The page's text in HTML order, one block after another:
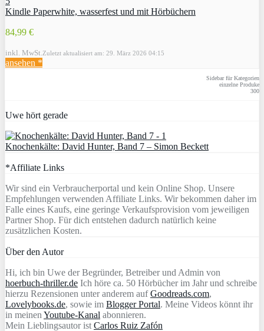
Kindle Paperwhite, wasserfest und mit Hörbüchern
84,99 €
inkl. MwSt. Zuletzt aktualisiert am: 29. März 2026 04:15
ansehen *
Sidebar für Kategorien
einzelne Produke
300
Uwe hört gerade
Knochenkälte: David Hunter, Band 7 – Simon Beckett
*Affiliate Links
Wir sind ein Verbraucherportal und kein Online Shop. Unsere
Empfehlungen verwenden Affiliate Links. Wir bekommen daher im
Falle eines Kaufs, eine geringe Verkaufsprovision vom jeweiligen
Partner Shop. Für dich entstehen dadurch natürlich keine
zusätzlichen Kosten.
Über den Autor
Hi, ich bin Uwe der Begründer, Betreiber und Admin von
hoerbuch-thriller.de Ich höre ca. 50 Hörbücher im Jahr und schreibe
hierzu Rezensionen unter anderem aufGoodreads.com,
Lovelybooks.de, sowie im Blogger Portal. Meine Videos könnt ihr
in meinen Youtube-Kanal abonnieren.
Mein Lieblingsautor ist Carlos Ruiz Zafón